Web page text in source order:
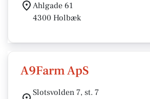
Ahlgade 61
4300 Holbæk
A9Farm ApS
Slotsvolden 7, st. 7